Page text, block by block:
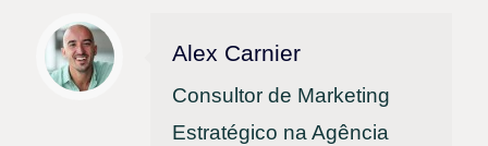
Alex Carnier
Consultor de Marketing
Estratégico na Agência